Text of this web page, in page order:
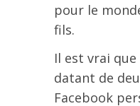
pour le
fils.
Il est vrai
datant de
Facebook